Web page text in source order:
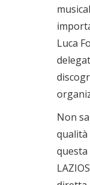
Luca
Non
qualità
questa